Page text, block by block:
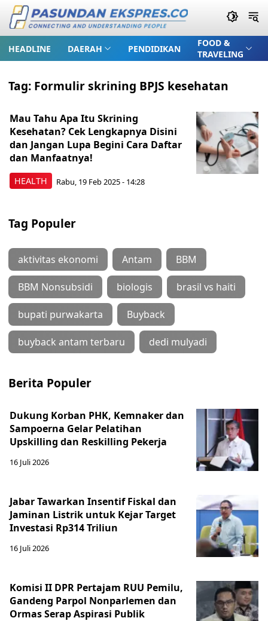
HEADLINE DAERAH PENDIDIKAN
FOOD &
TRAVELING
Tag: Formulir skrining BPJS kesehatan
HEALTH
Mau Tahu Apa Itu Skrining
Kesehatan? Cek Lengkapnya Disini
dan Jangan Lupa Begini Cara Daftar
dan Manfaatnya!
Rabu, 19 Feb 2025 - 14:28
Tag Populer
aktivitas ekonomi Antam BBM
BBM Nonsubsidi biologis brasil vs haiti
bupati purwakarta Buyback
buyback antam terbaru dedi mulyadi
Berita Populer
Dukung Korban PHK, Kemnaker dan
Sampoerna Gelar Pelatihan
Upskilling dan Reskilling Pekerja
16 Juli 2026
Jabar Tawarkan Insentif Fiskal dan
Jaminan Listrik untuk Kejar Target
Investasi Rp314 Triliun
16 Juli 2026
Komisi II DPR Pertajam RUU Pemilu,
Gandeng Parpol Nonparlemen dan
Ormas Serap Aspirasi Publik